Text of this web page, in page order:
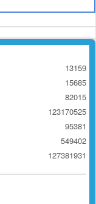
13159
15685
82015
123170525
95381
549402
127381931